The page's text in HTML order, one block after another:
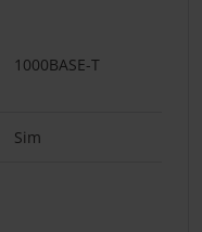
1000BASE-T
Sim